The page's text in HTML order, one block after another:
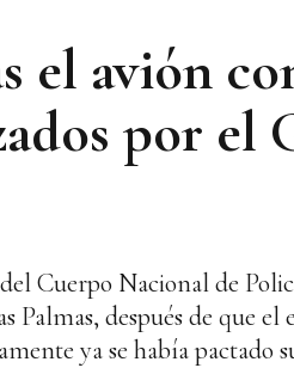
el avión
por el
Cuerpo Nacional de
Palmas, después de que
ya se había